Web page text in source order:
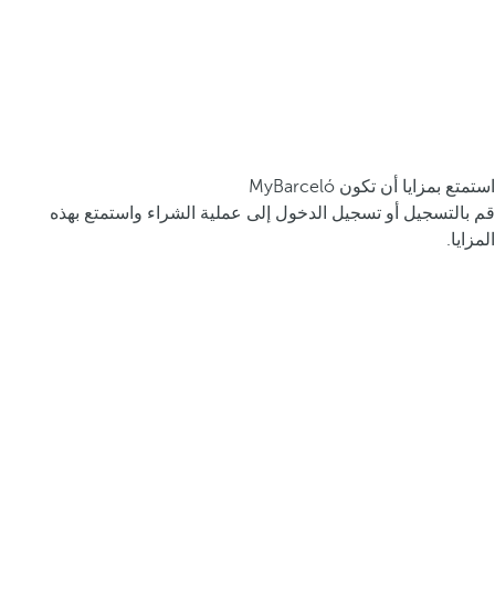
استمتع بمزايا أن تكون MyBarceló
قم بالتسجيل أو تسجيل الدخول إلى عملية الشراء واستمتع بهذه
المزايا.